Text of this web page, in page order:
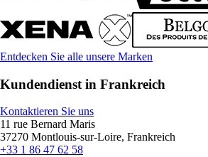
Entdecken Sie alle unsere Marken
Kundendienst in Frankreich
Kontaktieren Sie uns
11 rue Bernard Maris
37270 Montlouis-sur-Loire, Frankreich
+33 1 86 47 62 58